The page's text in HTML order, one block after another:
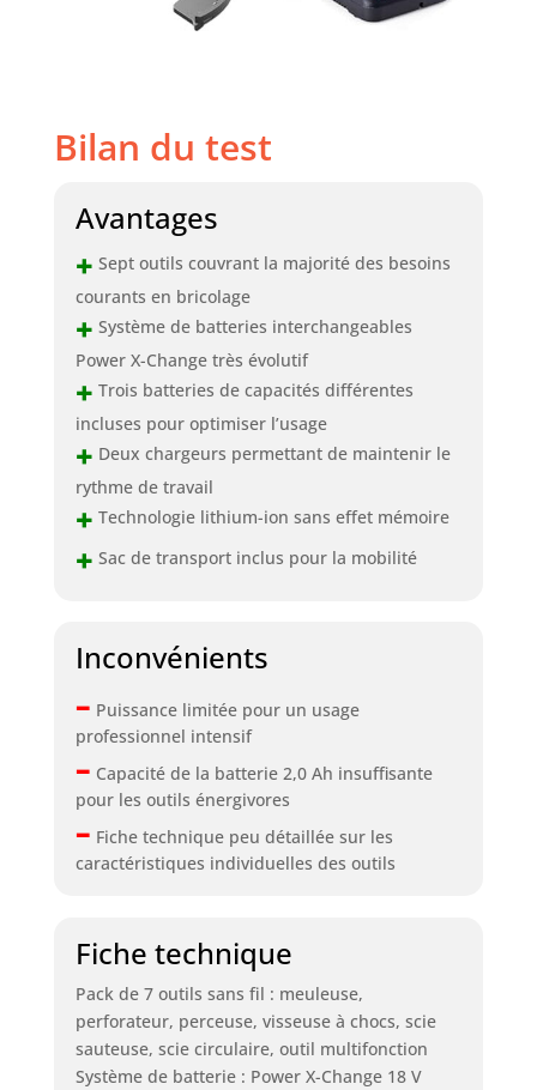
Bilan du test
Avantages
+ Sept outils couvrant la majorité des besoins
courants en bricolage
+ Système de batteries interchangeables
Power X-Change très évolutif
+ Trois batteries de capacités différentes
incluses pour optimiser l’usage
+ Deux chargeurs permettant de maintenir le
rythme de travail
+ Technologie lithium-ion sans effet mémoire
+ Sac de transport inclus pour la mobilité
Inconvénients
– Puissance limitée pour un usage
professionnel intensif
– Capacité de la batterie 2,0 Ah insuffisante
pour les outils énergivores
– Fiche technique peu détaillée sur les
caractéristiques individuelles des outils
Fiche technique
Pack de 7 outils sans fil : meuleuse,
perforateur, perceuse, visseuse à chocs, scie
sauteuse, scie circulaire, outil multifonction
Système de batterie : Power X-Change 18 V